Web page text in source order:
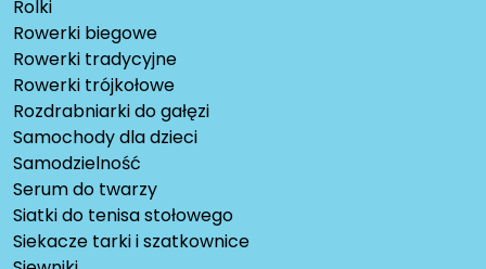
Rolki
Rowerki biegowe
Rowerki tradycyjne
Rowerki trójkołowe
Rozdrabniarki do gałęzi
Samochody dla dzieci
Samodzielność
Serum do twarzy
Siatki do tenisa stołowego
Siekacze tarki i szatkownice